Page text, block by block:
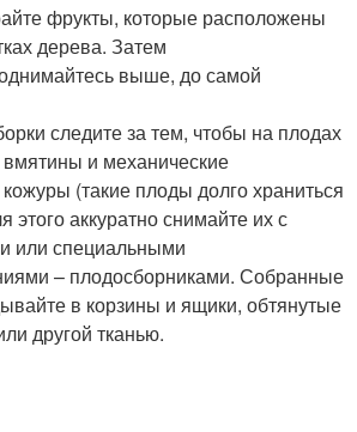
фрукты, которые расположены
дерева. Затем
выше, до самой
следите за тем, чтобы на плодах
и механические
(такие плоды долго храниться
этого аккуратно снимайте их с
или специальными
– плодосборниками. Собранные
в корзины и ящики, обтянутые
другой тканью.